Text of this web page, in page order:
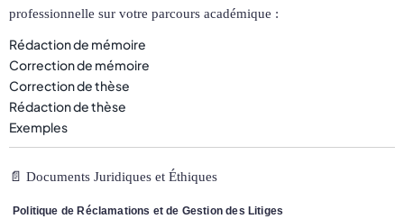
professionnelle sur votre parcours académique :
Rédaction de mémoire
Correction de mémoire
Correction de thèse
Rédaction de thèse
Exemples
📄 Documents Juridiques et Éthiques
Politique de Réclamations et de Gestion des Litiges